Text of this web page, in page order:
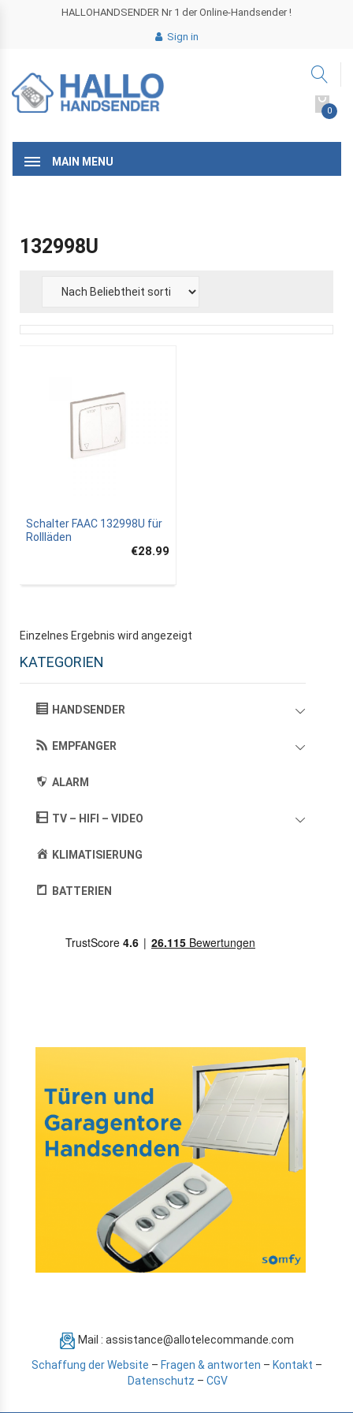
HALLOHANDSENDER Nr 1 der Online-Handsender !
Sign in
0
MAIN MENU
132998U
Schalter FAAC 132998U für
Rollläden
€28.99
Einzelnes Ergebnis wird angezeigt
KATEGORIEN
HANDSENDER
EMPFANGER
ALARM
TV – HIFI – VIDEO
KLIMATISIERUNG
BATTERIEN
Mail : assistance@allotelecommande.com
Schaffung der Website – Fragen & antworten – Kontakt –
Datenschutz – CGV